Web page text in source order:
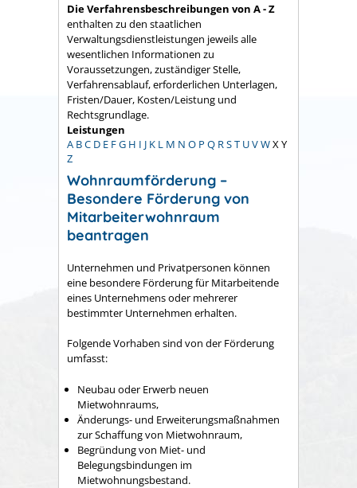
Die Verfahrensbeschreibungen von A - Z
enthalten zu den staatlichen
Verwaltungsdienstleistungen jeweils alle
wesentlichen Informationen zu
Voraussetzungen, zuständiger Stelle,
Verfahrensablauf, erforderlichen Unterlagen,
Fristen/Dauer, Kosten/Leistung und
Rechtsgrundlage.
Leistungen
A BC D E FG H I J K L M N O P Q RST UVWX Y
Z
Wohnraumförderung –
Besondere Förderung von
Mitarbeiterwohnraum
beantragen
Unternehmen und Privatpersonen können
eine besondere Förderung für Mitarbeitende
eines Unternehmens oder mehrerer
bestimmter Unternehmen erhalten.
Folgende Vorhaben sind von der Förderung
umfasst:
Neubau oder Erwerb neuen
Mietwohnraums,
Änderungs- und Erweiterungsmaßnahmen
zur Schaffung von Mietwohnraum,
Begründung von Miet- und
Belegungsbindungen im
Mietwohnungsbestand.